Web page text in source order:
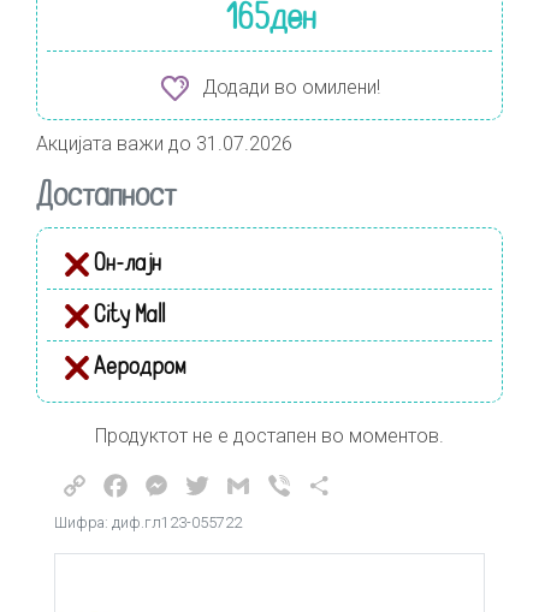
165ден
Додади во омилени!
Акцијата важи до 31.07.2026
Достапност
Он-лајн
City Mall
Аеродром
Продуктот не е достапен во моментов.
Copy
Link
FacebookMessenger
TwitterGmail Viber
Шифра: диф.гл123-055722